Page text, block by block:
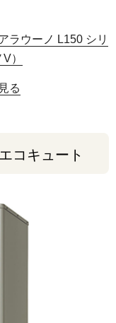
ラウーノ L150 シリ
）
る
コキュート